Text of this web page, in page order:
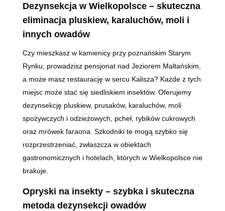
Dezynsekcja w Wielkopolsce – skuteczna
eliminacja pluskiew, karaluchów, moli i
innych owadów
Czy mieszkasz w kamienicy przy poznańskim Starym
Rynku, prowadzisz pensjonat nad Jeziorem Maltańskim,
a może masz restaurację w sercu Kalisza? Każde z tych
miejsc może stać się siedliskiem insektów. Oferujemy
dezynsekcję pluskiew, prusaków, karaluchów, moli
spożywczych i odzieżowych, pcheł, rybików cukrowych
oraz mrówek faraona. Szkodniki te mogą szybko się
rozprzestrzeniać, zwłaszcza w obiektach
gastronomicznych i hotelach, których w Wielkopolsce nie
brakuje.
Opryski na insekty – szybka i skuteczna
metoda dezynsekcji owadów